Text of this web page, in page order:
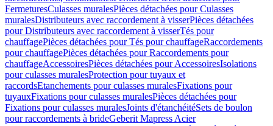
FermeturesCulasses muralesPièces détachées pour Culasses
muralesDistributeurs avec raccordement à visserPièces détachées
pour Distributeurs avec raccordement à visserTés pour
chauffagePièces détachées pour Tés pour chauffageRaccordements
pour chauffagePièces détachées pour Raccordements pour
chauffageAccessoiresPièces détachées pour AccessoiresIsolations
pour culasses muralesProtection pour tuyaux et
raccordsEtanchements pour culasses muralesFixations pour
tuyauxFixations pour culasses muralesPièces détachées pour
Fixations pour culasses muralesJoints d'étanchéitéSets de boulon
pour raccordements à brideGeberit Mapress Acier